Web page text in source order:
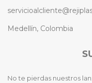
Medellín, Colombia
No te pierdas nuestros